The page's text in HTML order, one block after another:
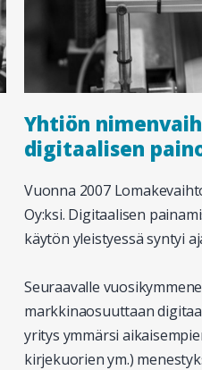
Yhtiön
digitaalisen
Vuonna 2007
Oy:ksi. Digitaalisen
käytön yleistyessäsyntyi
Seuraavalle
markkinaosuuttaan
yritys ymmärsi
kirjekuorien ym.)